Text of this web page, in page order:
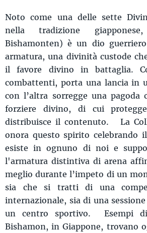
Noto come una delle sette
nella tradizione
Bishamonten) è un dio
armatura, una divinità custode
il favore divino in battaglia.
combattenti, porta una lancia in
con l’altra sorregge una pagoda
forziere divino, di cui
distribuisce il contenuto. La
onora questo spirito celebrando
esiste in ognuno di noi e
l'armatura distintiva di arena
meglio durante l’impeto di un
sia che si tratti di una
internazionale, sia di una
un centro sportivo. Esempi
Bishamon, in Giappone, trovano